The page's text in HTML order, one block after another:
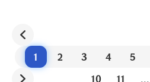
1 2 3 4 5
10
11 ...